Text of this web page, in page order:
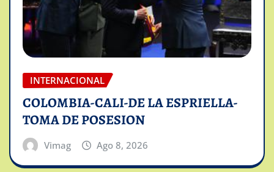
INTERNACIONAL
COLOMBIA-CALI-DE LA ESPRIELLA-
TOMA DE POSESION
Vimag Ago 8, 2026